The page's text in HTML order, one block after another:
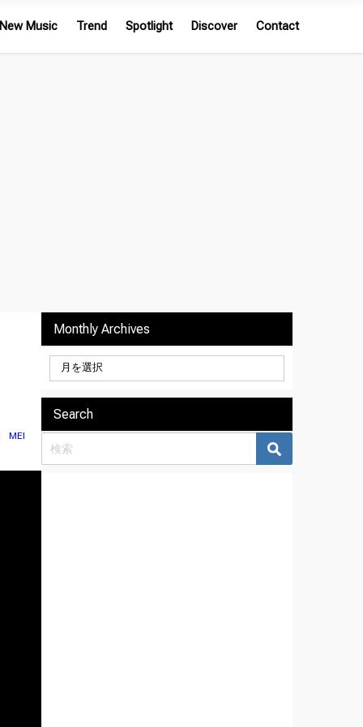
New Music Trend Spotlight Discover Contact
MEI
Monthly Archives
Search